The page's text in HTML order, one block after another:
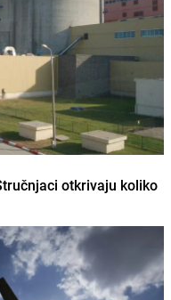
otkrivaju koliko